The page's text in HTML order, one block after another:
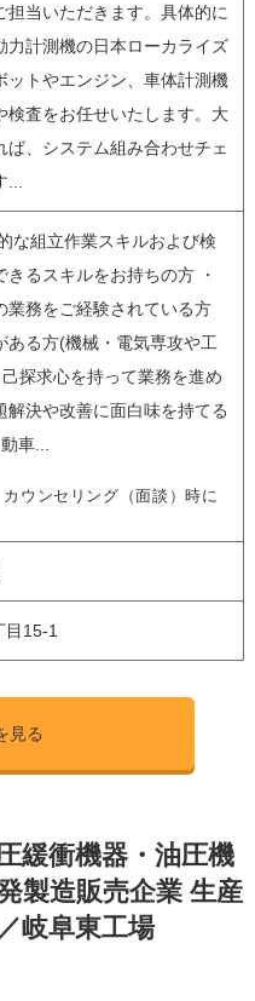
担当いただきます。具体的に
力計測機の日本ローカライズ
ットやエンジン、車体計測機
検査をお任せいたします。大
ば、システム組み合わせチェ
な組立作業スキルおよび検
るスキルをお持ちの方 ・
業務をご経験されている方
ある方(機械・電気専攻や工
探求心を持って業務を進め
解決や改善に面白味を持てる
車...
ウンセリング（面談）時に
目15-1
見る
緩衝機器・油圧機
製造販売企業 生産
岐阜東工場